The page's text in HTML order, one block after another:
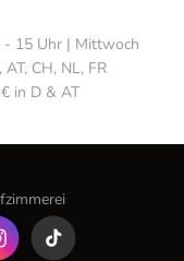
- 15 Uhr | Mittwoch
CH, NL, FR
in D & AT